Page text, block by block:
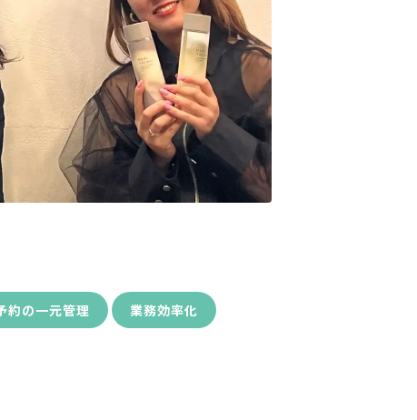
約の一元管理 業務効率化